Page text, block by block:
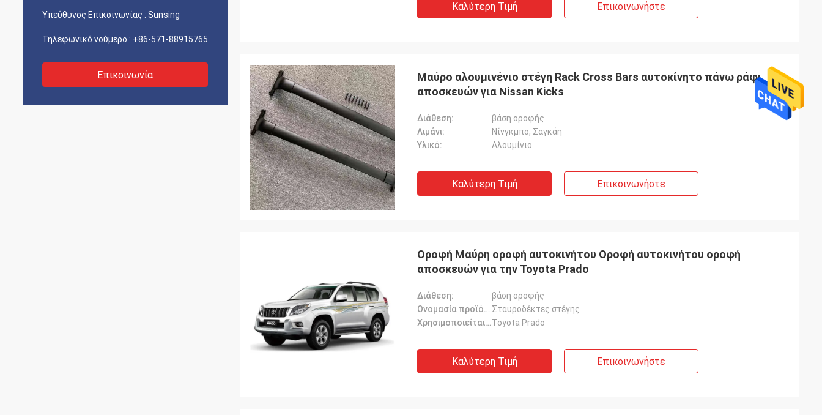
Υπεύθυνος Επικοινωνίας : Sunsing
Τηλεφωνικό νούμερο : +86-571-88915765
Επικοινωνία
Καλύτερη Τιμή Επικοινωνήστε
Μαύρο αλουμινένιο στέγη Rack Cross Bars αυτοκίνητο πάνω ράφι
αποσκευών για Nissan Kicks
Διάθεση:
βάση οροφής
Λιμάνι:
Νίνγκμπο, Σαγκάη
Υλικό:
Αλουμίνιο
Καλύτερη Τιμή Επικοινωνήστε
Οροφή Μαύρη οροφή αυτοκινήτου Οροφή αυτοκινήτου οροφή
αποσκευών για την Toyota Prado
Διάθεση:
βάση οροφής
Ονομασία προϊόντος: Σταυροδέκτες στέγης
Χρησιμοποιείται για:Toyota Prado
Καλύτερη Τιμή Επικοινωνήστε